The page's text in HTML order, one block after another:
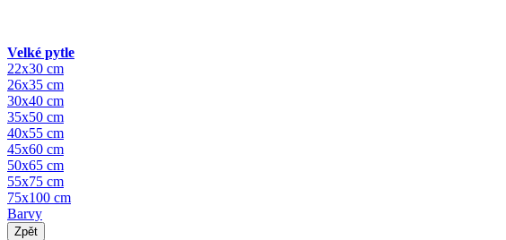
Velké pytle
22x30 cm
26x35 cm
30x40 cm
35x50 cm
40x55 cm
45x60 cm
50x65 cm
55x75 cm
75x100 cm
Barvy
Zpět